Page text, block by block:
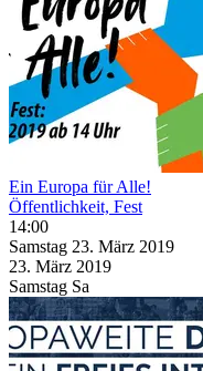
Ein Europa für Alle!
Öffentlichkeit, Fest
14:00
Samstag 23. März 2019
23. März 2019
Samstag Sa